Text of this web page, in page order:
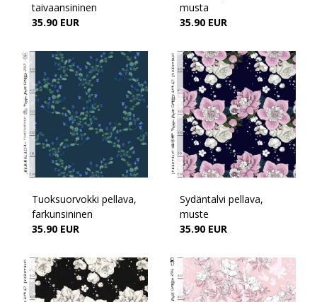
taivaansininen
35.90 EUR
musta
35.90 EUR
Tuoksuorvokki pellava,
farkunsininen
35.90 EUR
Sydäntalvi pellava,
muste
35.90 EUR